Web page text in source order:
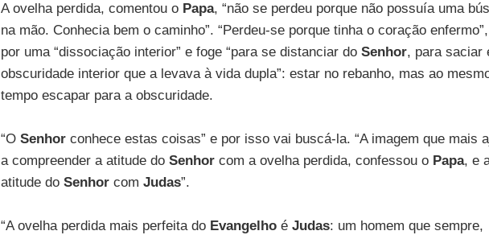
A ovelha perdida, comentou o Papa, “não se perdeu porque não possuía uma
na mão. Conhecia bem o caminho”. “Perdeu-se porque tinha o coração
por uma “dissociação interior” e foge “para se distanciar do Senhor, para saciar
obscuridade interior que a levava à vida dupla”: estar no rebanho, mas ao
tempo escapar para a obscuridade.
“O Senhorconhece estas coisas” e por isso vai buscá-la. “A imagem que mais
a compreender a atitude do Senhorcom a ovelha perdida, confessou o Papa, e
atitude do Senhorcom Judas”.
“A ovelha perdida mais perfeita do Evangelhoé Judas: um homem que sempre,